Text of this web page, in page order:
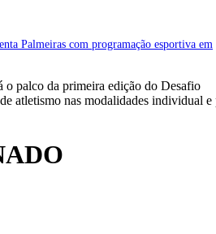
Palmeiras com programação esportiva em
o palco da primeira edição do Desafio
atletismo nas modalidades individual e